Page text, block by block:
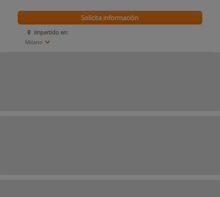
Impartido en:
Milano
Solicita información